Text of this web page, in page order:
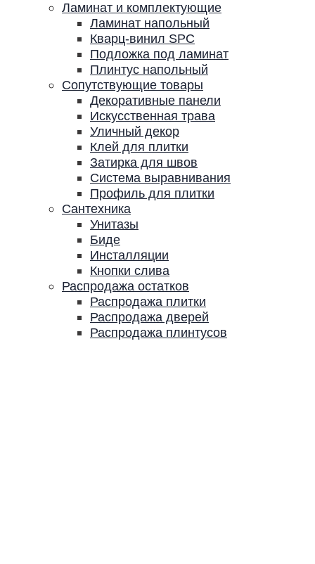
Ламинат и комплектующие
Ламинат напольный
Кварц-винил SPC
Подложка под ламинат
Плинтус напольный
Сопутствующие товары
Декоративные панели
Искусственная трава
Уличный декор
Клей для плитки
Затирка для швов
Система выравнивания
Профиль для плитки
Сантехника
Унитазы
Биде
Инсталляции
Кнопки слива
Распродажа остатков
Распродажа плитки
Распродажа дверей
Распродажа плинтусов